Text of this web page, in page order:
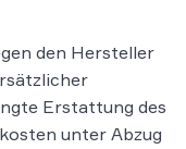
den Hersteller
Erstattung des
unter Abzug